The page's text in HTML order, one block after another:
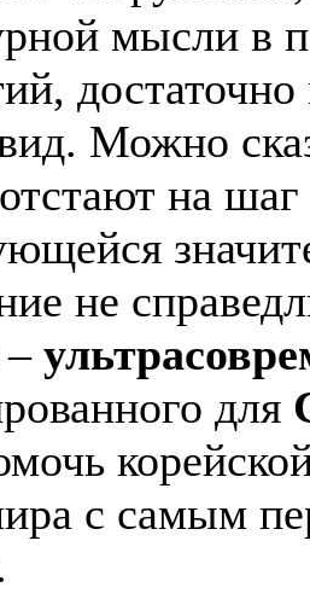
мысли в
Можно
на
не
–
для
с самым